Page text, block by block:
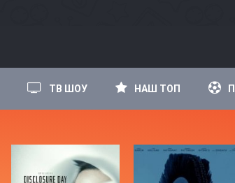
ТВ ШОУ НАШ ТОП